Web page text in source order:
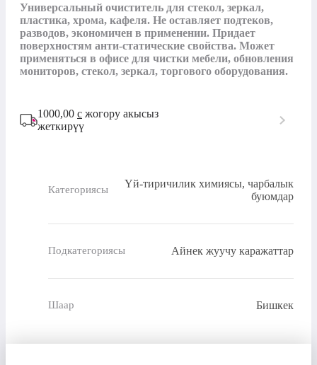
Универсальный очиститель для стекол, зеркал,
пластика, хрома, кафеля. Не оставляет подтеков,
разводов, экономичен в применении. Придает
поверхностям анти-статические свойства. Может
применяться в офисе для чистки мебели, обновления
мониторов, стекол, зеркал, торгового оборудования.
1000,00 с жогору акысыз
жеткирүү
Категориясы
Үй-тиричилик химиясы, чарбалык
буюмдар
Подкатегориясы Айнек жуучу каражаттар
Шаар Бишкек